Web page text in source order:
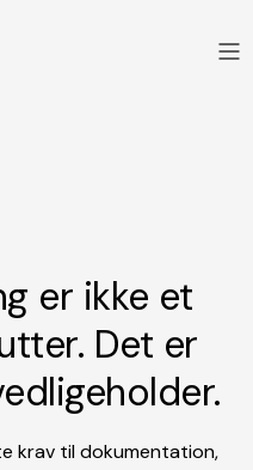
er ikke et
Det er
krav til dokumentation,